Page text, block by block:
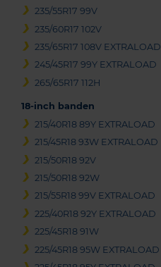
235/55R17 99V
235/60R17 102V
235/65R17 108V EXTRALOAD
245/45R17 99Y EXTRALOAD
265/65R17 112H
18-inch banden
215/40R18 89Y EXTRALOAD
215/45R18 93W EXTRALOAD
215/50R18 92V
215/50R18 92W
215/55R18 99V EXTRALOAD
225/40R18 92Y EXTRALOAD
225/45R18 91W
225/45R18 95W EXTRALOAD